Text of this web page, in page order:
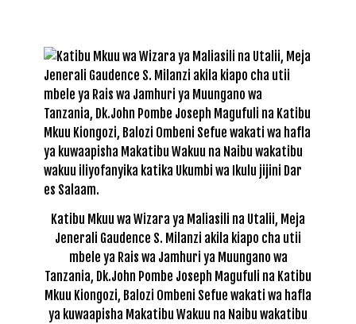
Katibu Mkuu wa Wizara ya Maliasili na Utalii, Meja
Jenerali Gaudence S. Milanzi akila kiapo cha utii
mbele ya Rais wa Jamhuri ya Muungano wa
Tanzania, Dk.John Pombe Joseph Magufuli na Katibu
Mkuu Kiongozi, Balozi Ombeni Sefue wakati wa hafla
ya kuwaapisha Makatibu Wakuu na Naibu wakatibu